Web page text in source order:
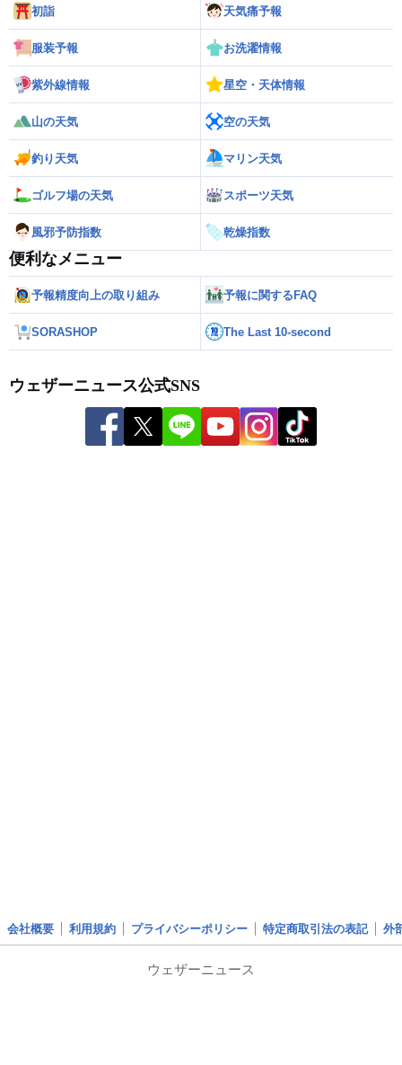
初詣 天気痛予報
服装予報 お洗濯情報
紫外線情報 星空・天体情報
山の天気 空の天気
釣り天気 マリン天気
ゴルフ場の天気 スポーツ天気
風邪予防指数 乾燥指数
便利なメニュー
予報精度向上の取り組み 予報に関するFAQ
SORASHOP The Last 10-second
ウェザーニュース公式SNS
会社概要 利用規約 プライバシーポリシー 特定商取引法の表記 外
ウェザーニュース